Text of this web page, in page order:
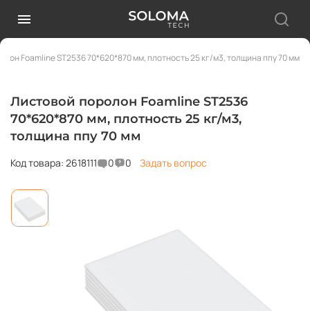
Foamline ST2536 70*620*870 мм, плотность 25 кг/м3, толщина ппу 70 мм
Листовой поролон Foamline ST2536
70*620*870 мм, плотность 25 кг/м3,
толщина ппу 70 мм
Код товара: 2618111 0 0 Задать вопрос